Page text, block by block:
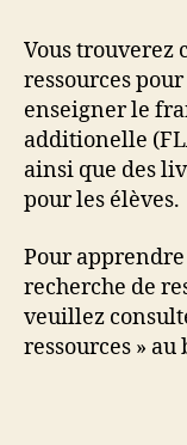
Vous trouverez
ressources
enseigner le
additionelle
ainsi que des
pour les élèves.
Pour
recherche de
veuillez
ressources » au